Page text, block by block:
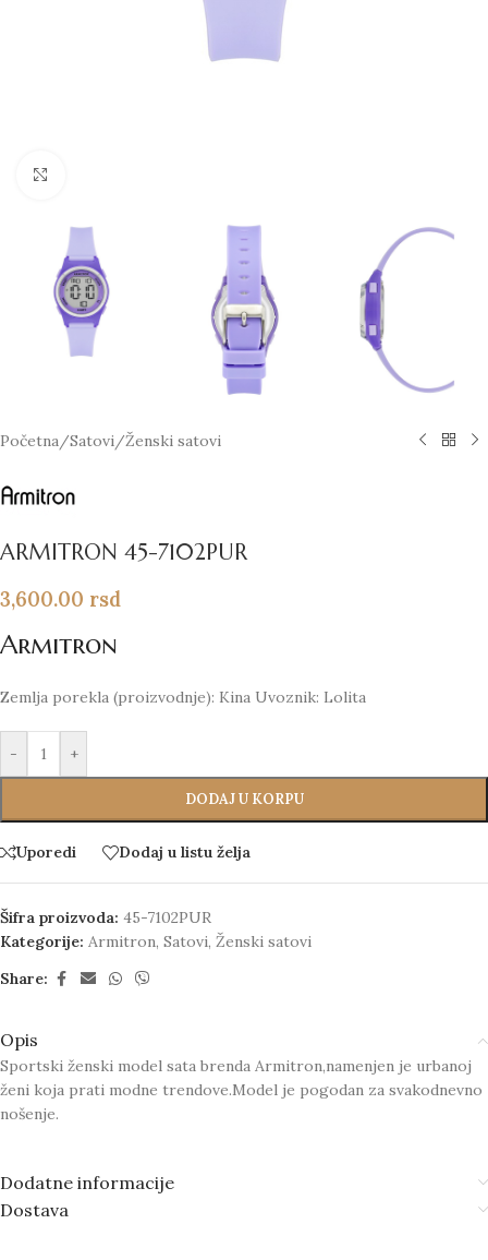
Početna/Satovi/Ženski satovi
ARMITRON 45-7102PUR
3,600.00 rsd
Armitron
Zemlja porekla (proizvodnje): Kina Uvoznik: Lolita
- +
DODAJ U KORPU
Uporedi Dodaj u listu želja
Šifra proizvoda: 45-7102PUR
Kategorije: Armitron, Satovi, Ženski satovi
Share:
Opis
Sportski ženski model sata brenda Armitron,namenjen je urbanoj
ženi koja prati modne trendove.Model je pogodan za svakodnevno
nošenje.
Dodatne informacije
Dostava